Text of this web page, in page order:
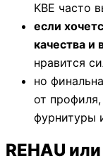
KBE часто
если
качества и
нравится
но
от
фурнитуры
REHAU